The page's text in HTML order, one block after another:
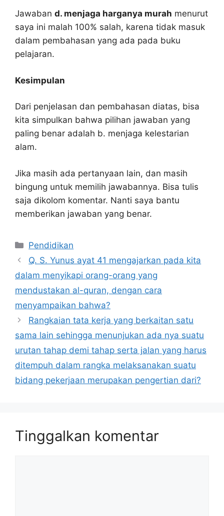
Jawaban d. menjaga harganya murah menurut
saya ini malah 100% salah, karena tidak masuk
dalam pembahasan yang ada pada buku
pelajaran.
Kesimpulan
Dari penjelasan dan pembahasan diatas, bisa
kita simpulkan bahwa pilihan jawaban yang
paling benar adalah b. menjaga kelestarian
alam.
Jika masih ada pertanyaan lain, dan masih
bingung untuk memilih jawabannya. Bisa tulis
saja dikolom komentar. Nanti saya bantu
memberikan jawaban yang benar.
Kategori
Pendidikan
Q. S. Yunus ayat 41 mengajarkan pada kita
dalam menyikapi orang-orang yang
mendustakan al-quran, dengan cara
menyampaikan bahwa?
Rangkaian tata kerja yang berkaitan satu
sama lain sehingga menunjukan ada nya suatu
urutan tahap demi tahap serta jalan yang harus
ditempuh dalam rangka melaksanakan suatu
bidang pekerjaan merupakan pengertian dari?
Tinggalkan komentar